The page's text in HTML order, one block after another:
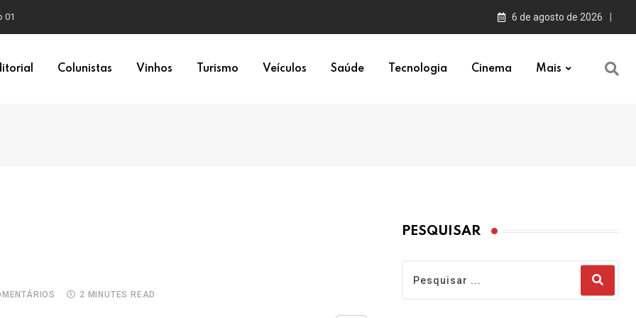
01 6 de agosto de 2026
Colunistas Vinhos Turismo Veículos Saúde Tecnologia Cinema Mais
2 MINUTES READ
PESQUISAR